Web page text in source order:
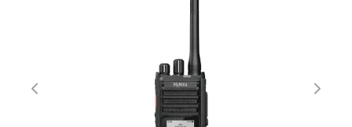
Previous Next